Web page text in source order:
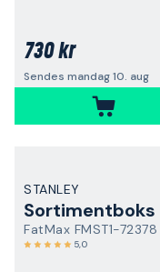
730 kr
Sendes mandag 10. aug
STANLEY
Sortimentboks
FatMax FMST1-72378
5,0